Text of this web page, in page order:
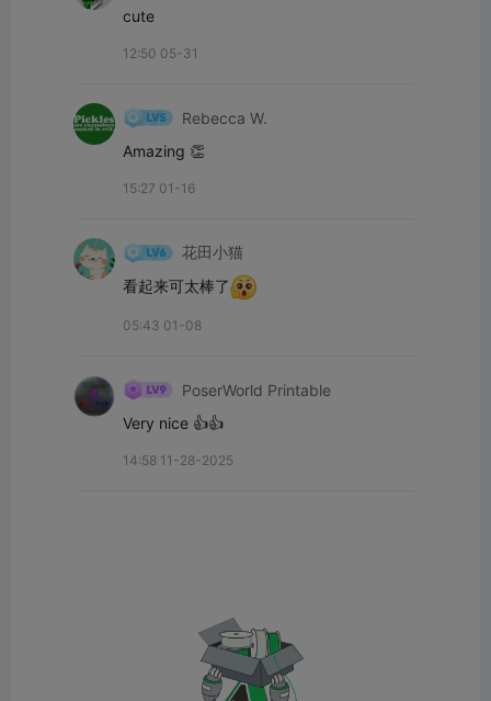
cute
12:50 05-31
Rebecca W.
Amazing 👏
15:27 01-16
花田小猫
看起来可太棒了
05:43 01-08
PoserWorld Printable
Very nice 👍👍
14:58 11-28-2025